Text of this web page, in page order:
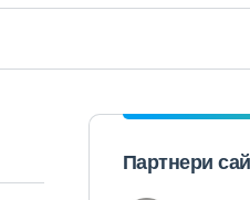
Партнери